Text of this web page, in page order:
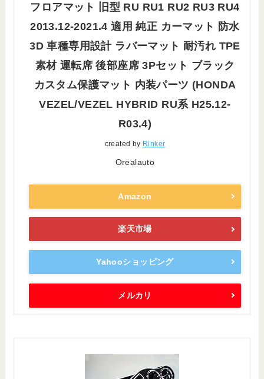
フロアマット 旧型 RU RU1 RU2 RU3 RU4
2013.12-2021.4 適用 純正 カーマット 防水
3D 車種専用設計 ラバーマット 耐汚れ TPE
素材 運転席 後部座席 3Pセット ブラック
カスタム保護マット 内装パーツ (HONDA
VEZEL/VEZEL HYBRID RU系 H25.12-
R03.4)
created by Rinker
Orealauto
Amazon
楽天市場
Yahooショッピング
メルカリ